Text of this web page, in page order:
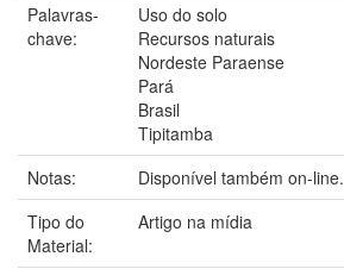
Palavras-
chave:
Uso do solo
Recursos naturais
Nordeste Paraense
Pará
Brasil
Tipitamba
Notas:
Disponível também on-line.
Tipo do
Material:
Artigo na mídia